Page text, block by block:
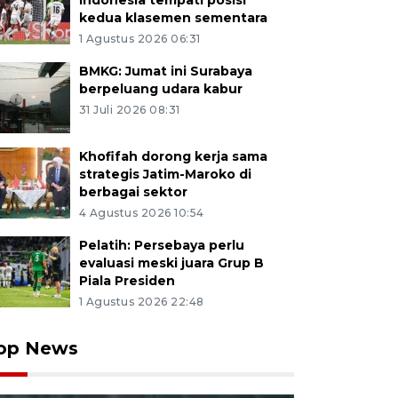
kedua klasemen sementara
1 Agustus 2026 06:31
BMKG: Jumat ini Surabaya
berpeluang udara kabur
31 Juli 2026 08:31
Khofifah dorong kerja sama
strategis Jatim-Maroko di
berbagai sektor
4 Agustus 2026 10:54
Pelatih: Persebaya perlu
evaluasi meski juara Grup B
Piala Presiden
1 Agustus 2026 22:48
News